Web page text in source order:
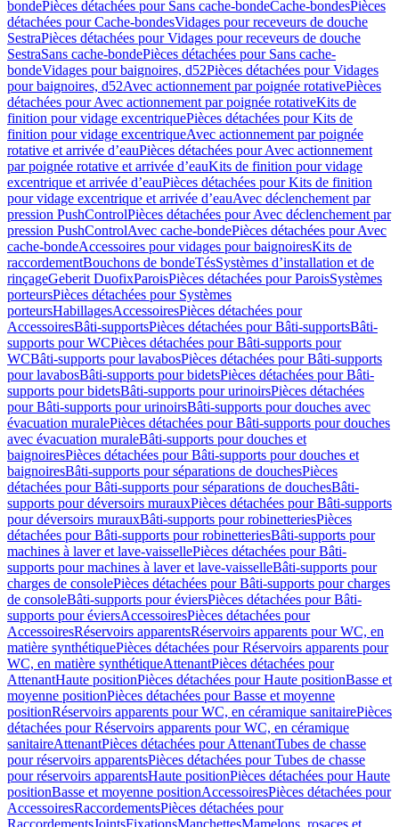
bondePièces détachées pour Sans cache-bondeCache-bondesPièces
détachées pour Cache-bondesVidages pour receveurs de douche
SestraPièces détachées pour Vidages pour receveurs de douche
SestraSans cache-bondePièces détachées pour Sans cache-
bondeVidages pour baignoires, d52Pièces détachées pour Vidages
pour baignoires, d52Avec actionnement par poignée rotativePièces
détachées pour Avec actionnement par poignée rotativeKits de
finition pour vidage excentriquePièces détachées pour Kits de
finition pour vidage excentriqueAvec actionnement par poignée
rotative et arrivée d’eauPièces détachées pour Avec actionnement
par poignée rotative et arrivée d’eauKits de finition pour vidage
excentrique et arrivée d’eauPièces détachées pour Kits de finition
pour vidage excentrique et arrivée d’eauAvec déclenchement par
pression PushControlPièces détachées pour Avec déclenchement par
pression PushControlAvec cache-bondePièces détachées pour Avec
cache-bondeAccessoires pour vidages pour baignoiresKits de
raccordementBouchons de bondeTésSystèmes d’installation et de
rinçageGeberit DuofixParoisPièces détachées pour ParoisSystèmes
porteursPièces détachées pour Systèmes
porteursHabillagesAccessoiresPièces détachées pour
AccessoiresBâti-supportsPièces détachées pour Bâti-supportsBâti-
supports pour WCPièces détachées pour Bâti-supports pour
WCBâti-supports pour lavabosPièces détachées pour Bâti-supports
pour lavabosBâti-supports pour bidetsPièces détachées pour Bâti-
supports pour bidetsBâti-supports pour urinoirsPièces détachées
pour Bâti-supports pour urinoirsBâti-supports pour douches avec
évacuation muralePièces détachées pour Bâti-supports pour douches
avec évacuation muraleBâti-supports pour douches et
baignoiresPièces détachées pour Bâti-supports pour douches et
baignoiresBâti-supports pour séparations de douchesPièces
détachées pour Bâti-supports pour séparations de douchesBâti-
supports pour déversoirs murauxPièces détachées pour Bâti-supports
pour déversoirs murauxBâti-supports pour robinetteriesPièces
détachées pour Bâti-supports pour robinetteriesBâti-supports pour
machines à laver et lave-vaissellePièces détachées pour Bâti-
supports pour machines à laver et lave-vaisselleBâti-supports pour
charges de consolePièces détachées pour Bâti-supports pour charges
de consoleBâti-supports pour éviersPièces détachées pour Bâti-
supports pour éviersAccessoiresPièces détachées pour
AccessoiresRéservoirs apparentsRéservoirs apparents pour WC, en
matière synthétiquePièces détachées pour Réservoirs apparents pour
WC, en matière synthétiqueAttenantPièces détachées pour
AttenantHaute positionPièces détachées pour Haute positionBasse et
moyenne positionPièces détachées pour Basse et moyenne
positionRéservoirs apparents pour WC, en céramique sanitairePièces
détachées pour Réservoirs apparents pour WC, en céramique
sanitaireAttenantPièces détachées pour AttenantTubes de chasse
pour réservoirs apparentsPièces détachées pour Tubes de chasse
pour réservoirs apparentsHaute positionPièces détachées pour Haute
positionBasse et moyenne positionAccessoiresPièces détachées pour
AccessoiresRaccordementsPièces détachées pour
RaccordementsJointsFixationsManchettesMamelons, rosaces et